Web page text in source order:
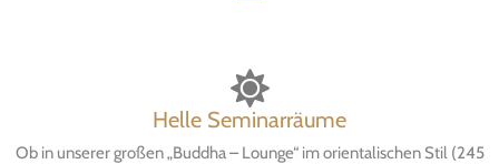
Helle Seminarräume
Ob in unserer großen „Buddha – Lounge“ im orientalischen Stil (245